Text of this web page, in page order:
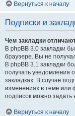
Вернуться к началу
Подписки и
Чем закладки
В phpBB 3.0 закладки
браузере. Вы не
В phpBB 3.1 закладки
получать уведомления
закладках. В случае
изменениях в теме или
подписок можно задать
Вернуться к началу